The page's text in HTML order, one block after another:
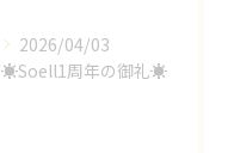
2026/04/03
☀️Soell1周年の御礼☀️